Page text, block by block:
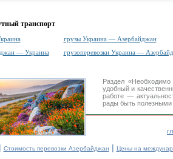
транспорт
грузы Украина — Азербайджан
— Украина
грузоперевозки Украина —
Раздел
удобный и
работе —
рады быть полезными
| Стоимость перевозки Азербайджан | Цены на